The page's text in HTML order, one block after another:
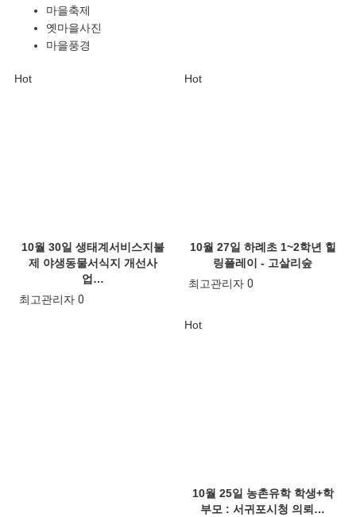
마을축제
옛마을사진
마을풍경
Hot
10월 30일 생태계서비스지불
제 야생동물서식지 개선사
업…
최고관리자 0
Hot
10월 27일 하례초 1~2학년 힐
링플레이 - 고살리숲
최고관리자 0
Hot
10월 25일 농촌유학 학생+학
부모 : 서귀포시청 의뢰…